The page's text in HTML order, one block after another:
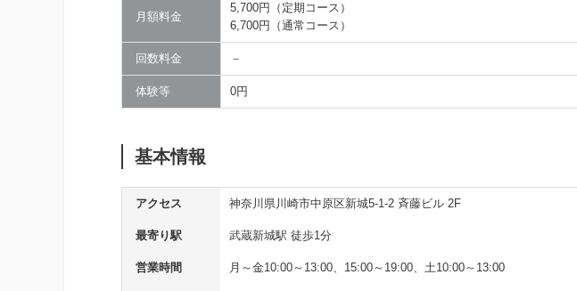
月額料金
5,700円（定期コース）
6,700円（通常コース）
回数料金 －
体験等 0円
基本情報
アクセス 神奈川県川崎市中原区新城5-1-2 斉藤ビル 2F
最寄り駅 武蔵新城駅 徒歩1分
営業時間 月～金10:00～13:00、15:00～19:00、土10:00～13:00